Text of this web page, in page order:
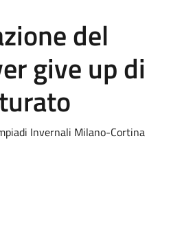
del
give up di
Invernali Milano-Cortina